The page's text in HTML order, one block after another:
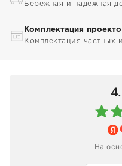
Бережная и надежная
Комплектация
Комплектация частных
На